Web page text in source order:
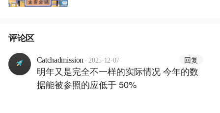
评论区
Catchadmission · 2025-12-07 回复
明年又是完全不一样的实际情况 今年的数
据能被参照的应低于 50%